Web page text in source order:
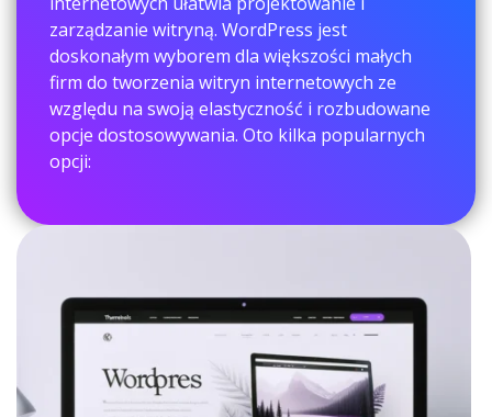
zarządzanie witryną. WordPress jest
doskonałym wyborem dla większości małych
firm do tworzenia witryn internetowych ze
względu na swoją elastyczność i rozbudowane
opcje dostosowywania. Oto kilka popularnych
opcji: